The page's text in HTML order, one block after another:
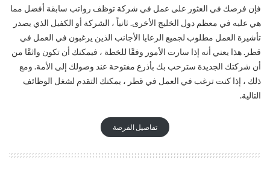
فإن فرصك في العثور على عمل في شركة توظف رواتب سابقة أفضل مما
هي عليه في معظم دول الخليج الأخرى. ثانياً ، الشركة أو الكفيل الذي يصدر
تأشيرة العمل مطلوب لجميع الرعايا الأجانب الذين يرغبون في العمل في
قطر. هذا يعني أنه إذا سارت الأمور وفقًا للخطة ، فيمكنك أن تكون واثقًا من
أن شركتك الجديدة سترحب بك بأذرع مفتوحة عند وصولك إلى الأمة. ومع
ذلك ، إذا كنت ترغب في العمل في قطر ، يمكنك التقدم لشغل الوظائف
التالية.
تفاصيل الفرصة